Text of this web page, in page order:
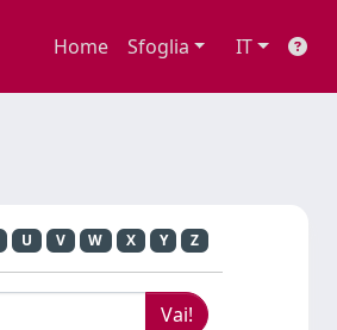
Home Sfoglia IT
U V W X Y Z